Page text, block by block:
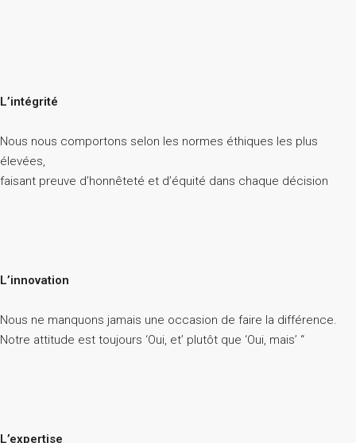
L’intégrité
Nous nous comportons selon les normes éthiques les plus
élevées,
faisant preuve d’honnêteté et d’équité dans chaque décision
L’innovation
Nous ne manquons jamais une occasion de faire la différence.
Notre attitude est toujours ‘Oui, et’ plutôt que ‘Oui, mais’ “
L’expertise